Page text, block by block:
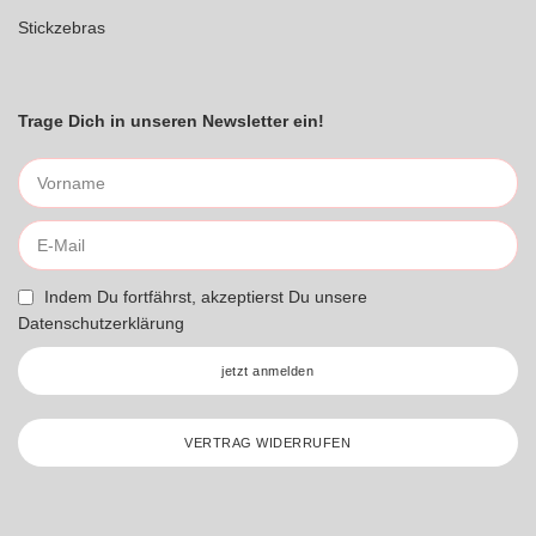
Stickzebras
Trage Dich in unseren Newsletter ein!
Indem Du fortfährst, akzeptierst Du unsere
Datenschutzerklärung
jetzt anmelden
VERTRAG WIDERRUFEN